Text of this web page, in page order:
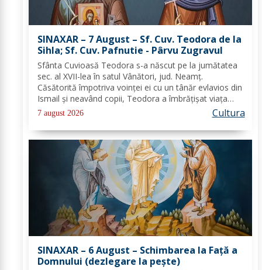
SINAXAR – 7 August – Sf. Cuv. Teodora de la
Sihla; Sf. Cuv. Pafnutie - Pârvu Zugravul
Sfânta Cuvioasă Teodora s-a născut pe la jumătatea
sec. al XVII-lea în satul Vânători, jud. Neamţ.
Căsătorită împotriva voinţei ei cu un tânăr evlavios din
Ismail şi neavând copii, Teodora a îmbrăţişat viaţa
monahală la Schitul Vărzăreşti, Vrancea, iar soţul ei,
de asemenea, s-a călugărit la...
7 august 2026 Cultura
SINAXAR – 6 August – Schimbarea la Față a
Domnului (dezlegare la peşte)